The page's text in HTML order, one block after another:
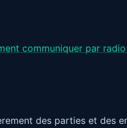
communiquer par
des parties et des